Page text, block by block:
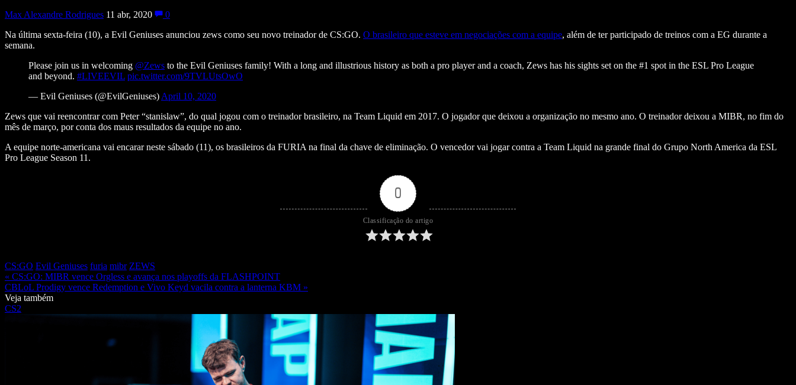
Max Alexandre Rodrigues 11 abr, 2020
0
Na última sexta-feira (10), a Evil Geniuses anunciou zews como seu novo treinador de CS:GO. O brasileiro que esteve em negociações com a equipe, além de ter participado de treinos com a EG durante a
semana.
Please join us in welcoming @Zews to the Evil Geniuses family! With a long and illustrious history as both a pro player and a coach, Zews has his sights set on the #1 spot in the ESL Pro League
and beyond. #LIVEEVIL pic.twitter.com/9TVLUtsOwO
— Evil Geniuses (@EvilGeniuses) April 10, 2020
Zews que vai reencontrar com Peter “stanislaw”, do qual jogou com o treinador brasileiro, na Team Liquid em 2017. O jogador que deixou a organização no mesmo ano. O treinador deixou a MIBR, no fim do
mês de março, por conta dos maus resultados da equipe no ano.
A equipe norte-americana vai encarar neste sábado (11), os brasileiros da FURIA na final da chave de eliminação. O vencedor vai jogar contra a Team Liquid na grande final do Grupo North America da ESL
Pro League Season 11.
0
Classificação do artigo
CS:GO Evil Geniuses furia mibr ZEWS
« CS:GO: MIBR vence Orgless e avança nos playoffs da FLASHPOINT
CBLoL Prodigy vence Redemption e Vivo Keyd vacila contra a lanterna KBM »
Veja também
CS2